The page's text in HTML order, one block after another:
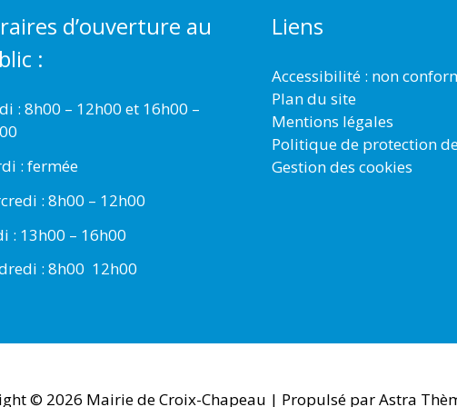
d’ouverture au
:
: 8h00 – 12h00 et 16h00 –
: fermée
: 8h00 – 12h00
: 13h00 – 16h00
: 8h00  12h00
Liens
Accessibilité : non
Plan du site
Mentions légales
Politique de protection
Gestion des cookies
© 2026 Mairie de Croix-Chapeau | Propulsé parAstra